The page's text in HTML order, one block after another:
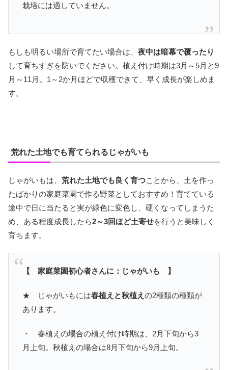
栽培には適していません。
もしも明るい場所で育てたい場合は、 夜中は暗幕で覆ったり
して育ちすぎを防いでください。植え付け時期は3月～5月と9
月～11月。1～2か月ほどで収穫できて、早く成長が楽しめま
す。
荒れた土地でも育てられるじゃがいも
じゃがいもは、 荒れた土地でも良く育つことから、土を作っ
たばかりの家庭菜園で作る野菜としておすすめ！育てている
途中で日に当たると実が緑色に変色し、硬くなってしまうた
め、ある程度成長したら2～3回ほど土寄せを行うと美味しく
育ちます。
【 家庭菜園初心者さんに：じゃがいも 】
★ じゃがいもには春植えと秋植え の2種類の種類が
あります。
・ 春植えの場合の植え付け時期は、2月下旬から3
月上旬。秋植えの場合は8月下旬から9月上旬。